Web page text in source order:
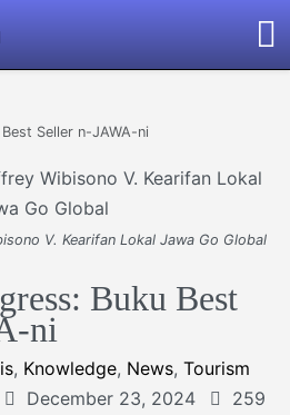
Seller n-JAWA-ni
V. Kearifan Lokal Jawa Go Global
Buku Best
ni
, Knowledge, News, Tourism
December 23, 2024
259